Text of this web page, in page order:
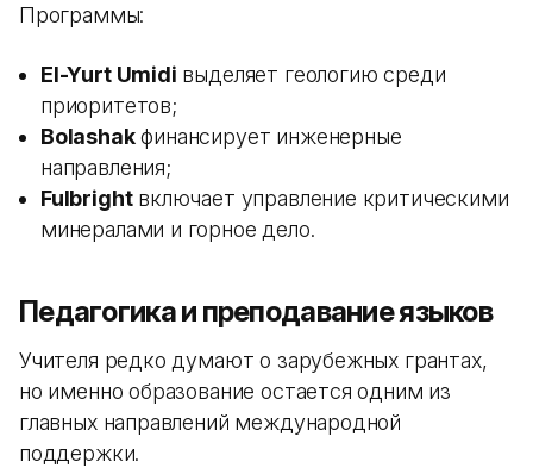
Программы:
El-Yurt Umidi выделяет геологию среди
приоритетов;
Bolashakфинансирует инженерные
направления;
Fulbrightвключает управление критическими
минералами и горное дело.
Педагогика и преподавание языков
Учителя редко думают о зарубежных грантах,
но именно образование остается одним из
главных направлений международной
поддержки.